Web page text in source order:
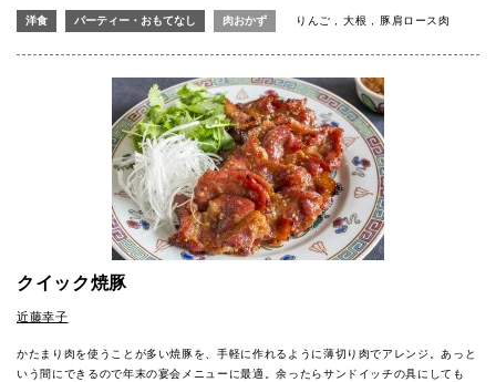
洋食 パーティー・おもてなし 肉おかず りんご 大根 豚肩ロース肉
クイック焼豚
近藤幸子
かたまり肉を使うことが多い焼豚を、手軽に作れるように薄切り肉でアレンジ。あっと
いう間にできるので年末の宴会メニューに最適。余ったらサンドイッチの具にしても